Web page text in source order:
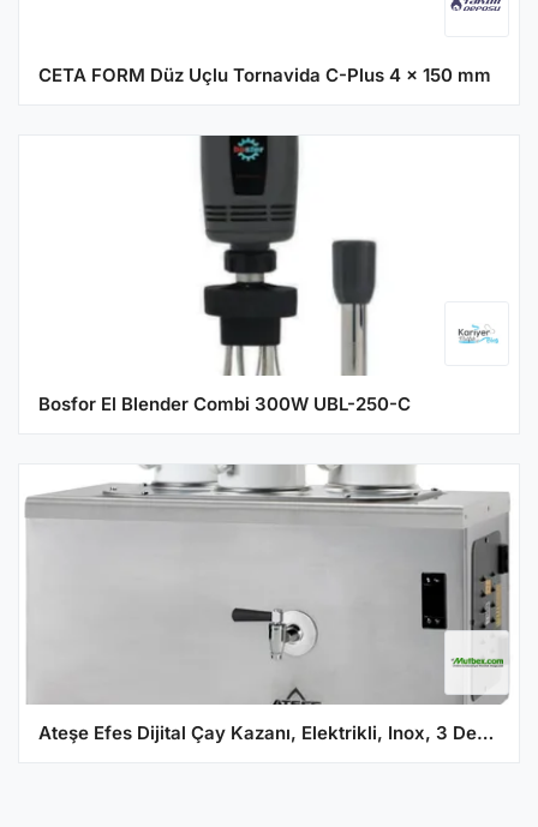
CETA FORM Düz Uçlu Tornavida C-Plus 4 x 150 mm
Bosfor El Blender Combi 300W UBL-250-C
Ateşe Efes Dijital Çay Kazanı, Elektrikli, Inox, 3 Demlikli